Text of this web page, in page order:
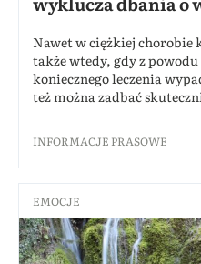
Nawet w ciężkiej chorobie
także wtedy, gdy z
koniecznego leczenia
też można zadbać
INFORMACJE PRASOWE
EMOCJE